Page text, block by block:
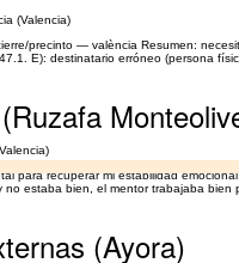
(Valencia)
precinto — valència Resumen:
E): destinatario erróneo (persona
para recuperar mi estabilidad
estaba bien, el mentor trabajaba
(Ayora)